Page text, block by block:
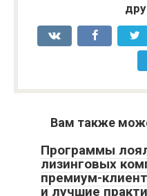
Вам также
Программы
лизинговых
премиум-
и лучшие